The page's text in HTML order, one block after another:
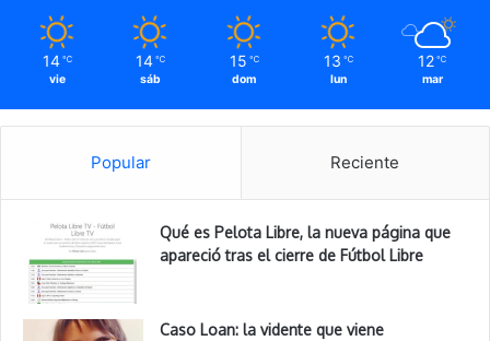
14 ℃
vie
14 ℃
sáb
15 ℃
dom
13 ℃
lun
12 ℃
mar
Popular Reciente
Qué es Pelota Libre, la nueva página que
apareció tras el cierre de Fútbol Libre
Caso Loan: la vidente que viene